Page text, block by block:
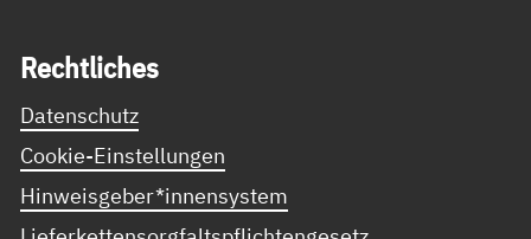
Recht­li­ches
Datenschutz
Cookie-Einstellungen
Hinweisgeber*innensystem